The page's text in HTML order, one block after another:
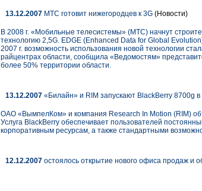
13.12.2007 МТС готовит нижегородцев к 3G (Новости)
В 2008 г. «Мобильные телесистемы» (МТС) начнут
технологию 2,5G. EDGE (Enhanced Data for Global
2007 г. возможность использования новой технологии
райцентрах области, сообщила «Ведомостям»
более 50% территории области.
13.12.2007 «Билайн» и RIM запускают BlackBerry 8700g в
ОАО «ВымпелКом» и компания Research In Motion (RIM)
Услуга BlackBerry обеспечивает пользователей
корпоративным ресурсам, а также стандартными
12.12.2007 остоялось открытие нового офиса продаж